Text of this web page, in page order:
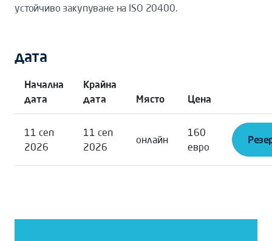
устойчиво закупуване на ISO 20400.
дата
Начална
дата
Крайна
дата
Място Цена
11 сеп
2026
11 сеп
2026
онлайн
160
евро